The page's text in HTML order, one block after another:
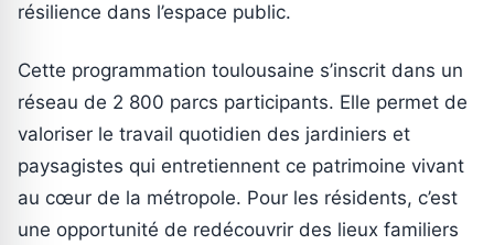
résilience dans l’espace public.
Cette programmation toulousaine s’inscrit dans un
réseau de 2 800 parcs participants. Elle permet de
valoriser le travail quotidien des jardiniers et
paysagistes qui entretiennent ce patrimoine vivant
au cœur de la métropole. Pour les résidents, c’est
une opportunité de redécouvrir des lieux familiers